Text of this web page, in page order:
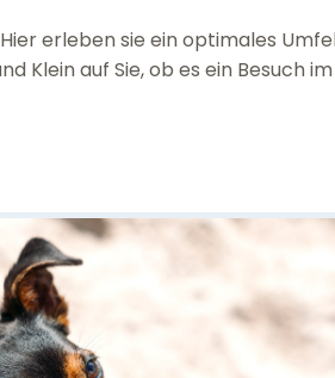
erleben sie ein optimales
auf Sie, ob es ein Besuch im